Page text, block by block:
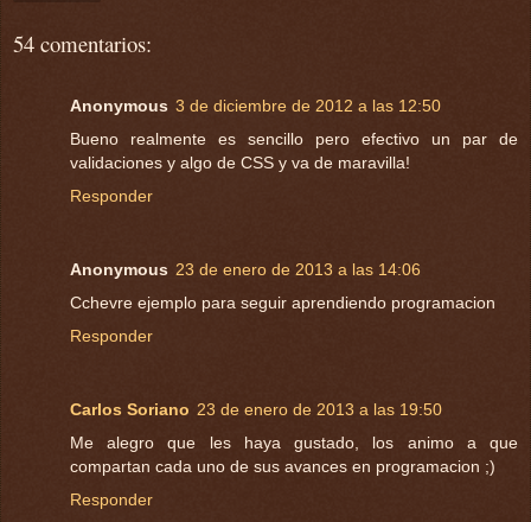
54 comentarios:
Anonymous 3 de diciembre de 2012 a las 12:50
Bueno realmente es sencillo pero efectivo un par de
validaciones y algo de CSS y va de maravilla!
Responder
Anonymous 23 de enero de 2013 a las 14:06
Cchevre ejemplo para seguir aprendiendo programacion
Responder
Carlos Soriano 23 de enero de 2013 a las 19:50
Me alegro que les haya gustado, los animo a que
compartan cada uno de sus avances en programacion ;)
Responder